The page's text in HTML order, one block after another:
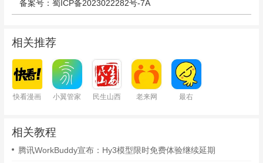
备案号：蜀ICP备2023022282号-7A
相关推荐
快看漫画 小翼管家 民生山西 老来网 最右
相关教程
腾讯WorkBuddy宣布：Hy3模型限时免费体验继续延期